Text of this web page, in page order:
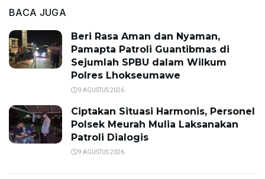
BACA JUGA
Beri Rasa Aman dan Nyaman,
Pamapta Patroli Guantibmas di
Sejumlah SPBU dalam Wilkum
Polres Lhokseumawe
9 AGUSTUS 2026
Ciptakan Situasi Harmonis, Personel
Polsek Meurah Mulia Laksanakan
Patroli Dialogis
9 AGUSTUS 2026